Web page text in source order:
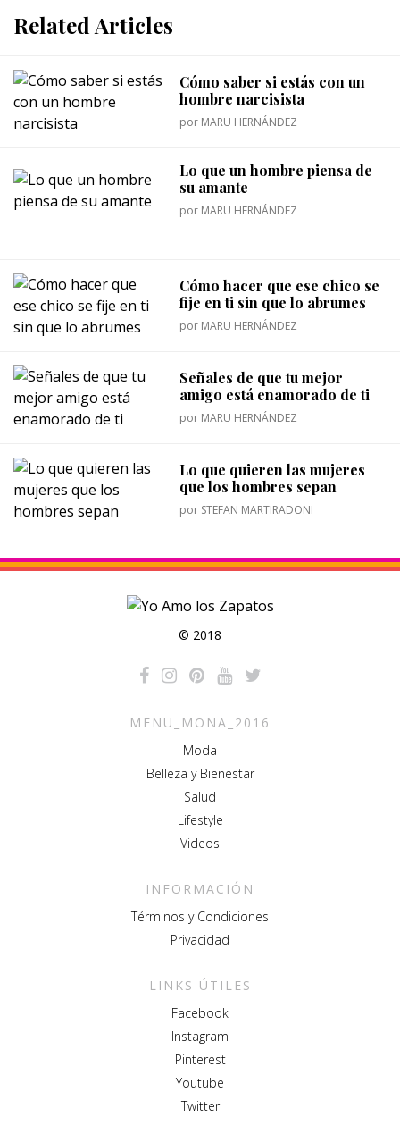
Related Articles
Cómo saber si estás con un
hombre narcisista
por MARU HERNÁNDEZ
Lo que un hombre piensa de
su amante
por MARU HERNÁNDEZ
Cómo hacer que ese chico se
fije en ti sin que lo abrumes
por MARU HERNÁNDEZ
Señales de que tu mejor
amigo está enamorado de ti
por MARU HERNÁNDEZ
Lo que quieren las mujeres
que los hombres sepan
por STEFAN MARTIRADONI
© 2018
MENU_MONA_2016
Moda
Belleza y Bienestar
Salud
Lifestyle
Videos
INFORMACIÓN
Términos y Condiciones
Privacidad
LINKS ÚTILES
Facebook
Instagram
Pinterest
Youtube
Twitter